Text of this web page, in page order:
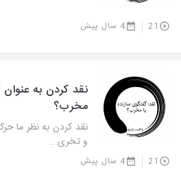
21 4 سال پیش
نقد کردن به عنوان
مخرب؟
نقد کردن به نظر ما
و تخری...
21 4 سال پیش